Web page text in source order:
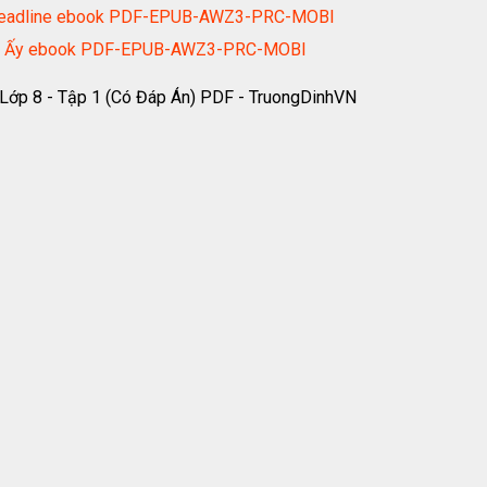
ebook PDF-EPUB-AWZ3-PRC-MOBI
ebook PDF-EPUB-AWZ3-PRC-MOBI
8 - Tập 1 (Có Đáp Án) PDF - TruongDinhVN